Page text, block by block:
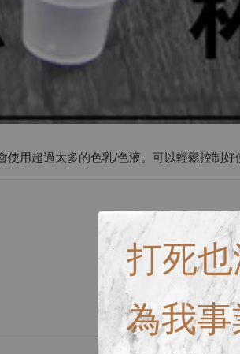
打死
為我
用超過太多的色乳/色液。可以輕鬆控制好